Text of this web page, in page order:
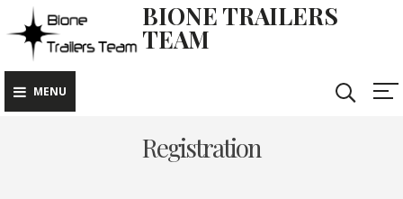
BIONE TRAILERS
TEAM
MENU
Registration